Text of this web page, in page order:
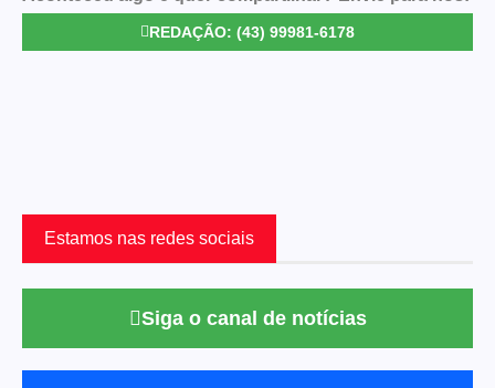
REDAÇÃO: (43) 99981-6178
Estamos nas redes sociais
Siga o canal de notícias